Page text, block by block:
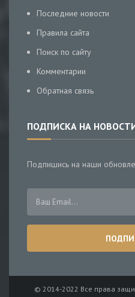
Последние новости
Правила сайта
Поиск по сайту
Комментарии
Обратная связь
ПОДПИСКА НА
Подпишись на наши
© 2014-2022 Все права